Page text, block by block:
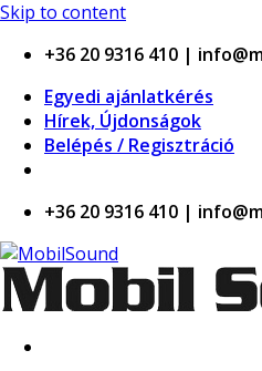
Skip to content
+36 20 9316 410 |
Egyedi ajánlatkérés
Hírek, Újdonságok
Belépés / Regisztráció
+36 20 9316 410 |